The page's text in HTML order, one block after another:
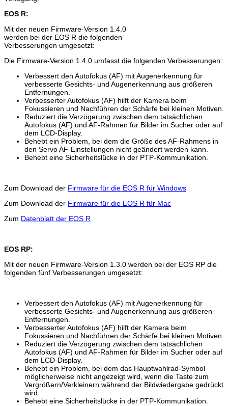
EOS R:
Mit der neuen Firmware-Version 1.4.0
werden bei der EOS R die folgenden
Verbesserungen umgesetzt:
Die Firmware-Version 1.4.0 umfasst die folgenden Verbesserungen:
Verbessert den Autofokus (AF) mit Augenerkennung für
verbesserte Gesichts- und Augenerkennung aus größeren
Entfernungen.
Verbesserter Autofokus (AF) hilft der Kamera beim
Fokussieren und Nachführen der Schärfe bei kleinen Motiven.
Reduziert die Verzögerung zwischen dem tatsächlichen
Autofokus (AF) und AF-Rahmen für Bilder im Sucher oder auf
dem LCD-Display.
Behebt ein Problem, bei dem die Größe des AF-Rahmens in
den Servo AF-Einstellungen nicht geändert werden kann.
Behebt eine Sicherheitslücke in der PTP-Kommunikation.
Zum Download der Firmware für die EOS R für Windows
Zum Download der Firmware für die EOS R für Mac
Zum Datenblatt der EOS R
EOS RP:
Mit der neuen Firmware-Version 1.3.0 werden bei der EOS RP die
folgenden fünf Verbesserungen umgesetzt:
Verbessert den Autofokus (AF) mit Augenerkennung für
verbesserte Gesichts- und Augenerkennung aus größeren
Entfernungen.
Verbesserter Autofokus (AF) hilft der Kamera beim
Fokussieren und Nachführen der Schärfe bei kleinen Motiven.
Reduziert die Verzögerung zwischen dem tatsächlichen
Autofokus (AF) und AF-Rahmen für Bilder im Sucher oder auf
dem LCD-Display.
Behebt ein Problem, bei dem das Hauptwahlrad-Symbol
möglicherweise nicht angezeigt wird, wenn die Taste zum
Vergrößern/Verkleinern während der Bildwiedergabe gedrückt
wird.
Behebt eine Sicherheitslücke in der PTP-Kommunikation.